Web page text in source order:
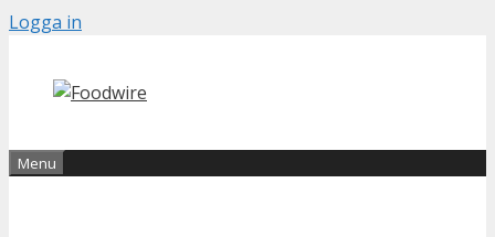
Skip
content
Logga in
Menu